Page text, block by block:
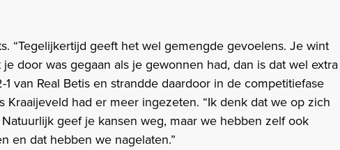
“Tegelijkertijd geeft het wel gemengde gevoelens. Je wint
door was gegaan als je gewonnen had, dan is dat wel extra
van Real Betis en strandde daardoor in de competitiefase
Kraaijeveld had er meer ingezeten. “Ik denk dat we op zich
geef je kansen weg, maar we hebben zelf ook
en dat hebben we nagelaten.”